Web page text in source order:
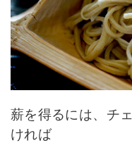
薪を得るには、チ
ければ